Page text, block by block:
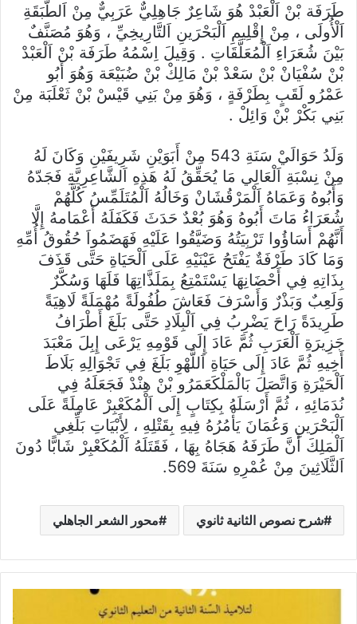
طَرَفَة بْنْ اَلْعَبْدْ هُوَ شَاعِرٌ جَاهِلِيٌّ عَرَبِيٌّ مِنْ اَلطَّبَقَةِ
اَلْأُولَى ، مِنْ إِقْلِيمِ اَلْبَحْرَينِ اَلتَّارِيخِيِّ ، وَهُوَ مُصَنَّفٌ
بَيْنَ شُعَرَاءِ اَلْمُعَلَّقَاتِ . وَقِيلَ اِسْمُهُ طَرَفَة بْنْ اَلْعَبْدْ
بْنْ سُفْيَانْ بْنْ سَعْدْ بْنْ مَالِكْ بْنْ ضُبَيْعَة وَهُوَ أَبُو
عَمْرُو لَقَبٍ بِطَرْفَةٍ ، وَهُوَ مِنْ بَنِي قَيْسْ بْنْ ثَعْلَبَة مِنْ
بَنِي بَكْرْ بْنْ وَائِلْ .
وَلَدُ حَوَالَيْ سَنَةِ 543 مِنْ أَبَوَيْنِ شَرِيفَيْنِ وَكَانَ لَهُ
مِنْ نِسْبَةِ اَلْعَالِي مَا يُحَقِّقُ لَهُ هَذِهِ اَلشَّاعِرِيَّةِ فَجَدّهُ
وَأَبُوهُ وَعَمَاهُ اَلْمَرْقُشَانْ وَخَالُهُ اَلْمُتَلَمِّسُ كُلَّهُمْ
شُعَرَاءُ مَاتَ أَبُوهُ وَهُوَ بُعْدٌ حَدَثَ فَكَفَلَهُ أَعْمَامهُ إِلَّا
أَنَّهُمْ أَسَاؤُوا تَرْبِيَتُهُ وَضَيَّقُوا عَلَيْهِ فَهَضَمُواَ حُقُوقُ أُمِّهِ
وَمَا كَادَ طَرْفَةٌ يَفْتَحُ عَيْنَيْهِ عَلَى اَلْحَيَاةِ حَتَّى قَذَفَ
بِذَاتِهِ فِي أَحْضَانِهَا يَسْتَمْتِعُ بِمَلَذَّاتِهَا فَلَهَا وَسُكَّرٌ
وَلَعِبٌ وَبَذْرٌ وَأَسْرَفَ فَعَاشَ طُفُولَةً مُهْمَلَةً لَاهِيَةً
طَرِيدَةً رَاحَ يَضْرِبُ فِي اَلْبِلَادِ حَتَّى بَلَغَ أَطْرَافُ
جَزِيرَةِ اَلْعَرَبِ ثُمَّ عَادَ إِلَى قَوْمِهِ يَرْعَى إِبِلَ مَعْبَدَ
أَخِيهِ ثُمَّ عَادَ إِلَى حَيَاةِ اَللَّهْوِ بَلَغَ فِي تَجْوَالِهِ بَلَاطَ
اَلْحَيْرَةِ وَاتَّصَلَ بَالْمَلْكَعَمَرُو بْنْ هِنْدْ فَجَعَلَهُ فِي
نُدَمَائِهِ ، ثُمَّ أَرْسَلَهُ بِكِتَابٍ إِلَى اَلْمُكَعْبِرْ عَامِلَةً عَلَى
اَلْبَحْرَينِ وَعُمَانَ يَأْمُرُهُ فِيهِ بِقَتْلِهِ ، لِأَبْيَاتِ بَلِّغِي
اَلْمَلِكَ أَنَّ طَرَفَهُ هَجَاهُ بِهَا ، فَقَتَلَهُ اَلْمُكَعْبِرْ شَابًّا دُونَ
اَلثَّلَاثِينَ مِنْ عُمْرِهِ سَنَةَ 569.
شرح نصوص الثانية ثانوي محور الشعر الجاهلي